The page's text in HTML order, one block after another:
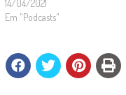
14/04/2021
Em "Podcasts"